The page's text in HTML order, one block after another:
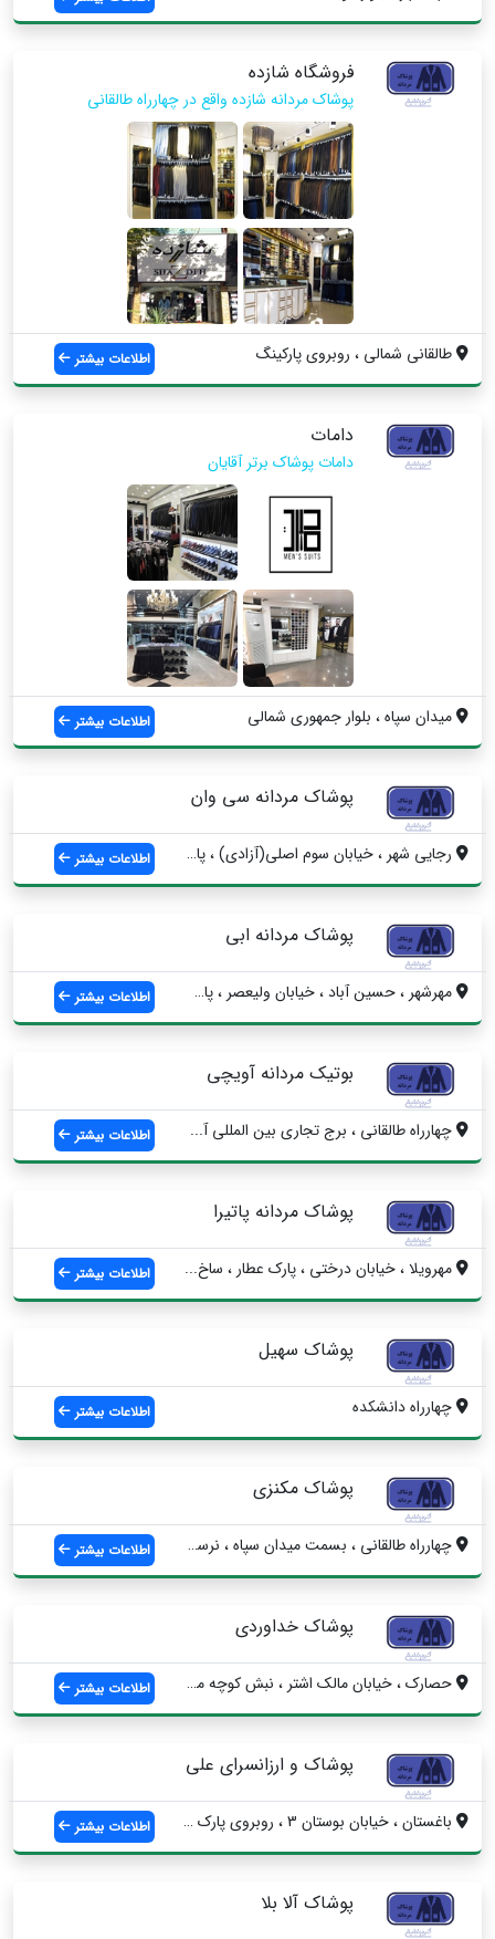
فروشگاه شازده
پوشاک مردانه شازده واقع در چهارراه طالقانی
طالقانی شمالی ، روبروی پارکینگ اطلاعات بیشتر
دامات
دامات پوشاک برتر آقایان
میدان سپاه ، بلوار جمهوری شمالی اطلاعات بیشتر
پوشاک مردانه سی وان
رجایی شهر ، خیابان سوم اصلی(آزادی) ، پاس... اطلاعات بیشتر
پوشاک مردانه ابی
مهرشهر ، حسین آباد ، خیابان ولیعصر ، پاس... اطلاعات بیشتر
بوتیک مردانه آویچی
چهارراه طالقانی ، برج تجاری بین المللی آ... اطلاعات بیشتر
پوشاک مردانه پاتیرا
مهرویلا ، خیابان درختی ، پارک عطار ، ساخ... اطلاعات بیشتر
پوشاک سهیل
چهارراه دانشکده اطلاعات بیشتر
پوشاک مکنزی
چهارراه طالقانی ، بسمت میدان سپاه ، نرسی... اطلاعات بیشتر
پوشاک خداوردی
حصارک ، خیابان مالک اشتر ، نبش کوچه مدائ... اطلاعات بیشتر
پوشاک و ارزانسرای علی
باغستان ، خیابان بوستان 3 ، روبروی پارک ... اطلاعات بیشتر
پوشاک آلا بلا